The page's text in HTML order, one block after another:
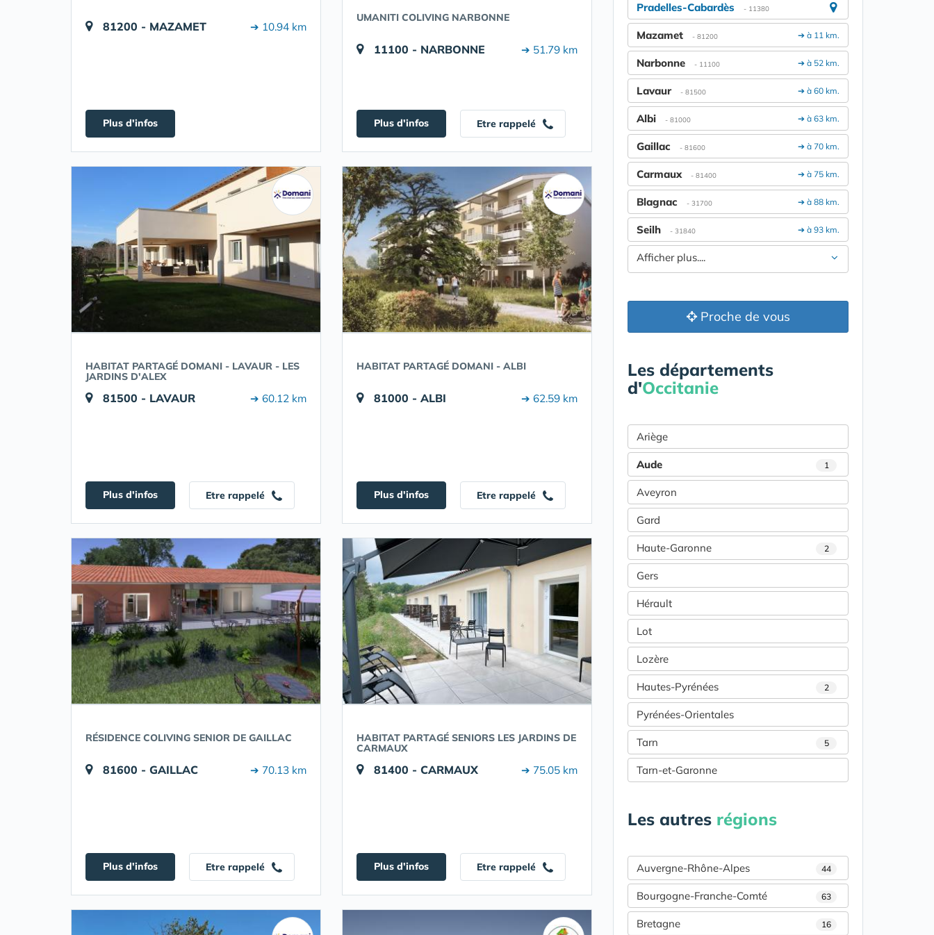
81200 - MAZAMET ➔ 10.94 km
Plus d'infos
UMANITI COLIVING NARBONNE
11100 - NARBONNE ➔ 51.79 km
Plus d'infos Etre rappelé
HABITAT PARTAGÉ DOMANI - LAVAUR - LES
JARDINS D'ALEX
81500 - LAVAUR ➔ 60.12 km
Plus d'infos Etre rappelé
HABITAT PARTAGÉ DOMANI - ALBI
81000 - ALBI ➔ 62.59 km
Plus d'infos Etre rappelé
RÉSIDENCE COLIVING SENIOR DE GAILLAC
81600 - GAILLAC ➔ 70.13 km
Plus d'infos Etre rappelé
HABITAT PARTAGÉ SENIORS LES JARDINS DE
CARMAUX
81400 - CARMAUX ➔ 75.05 km
Plus d'infos Etre rappelé
Pradelles-Cabardès - 11380
➔ à 11 km.
Mazamet - 81200
➔ à 52 km.
Narbonne - 11100
➔ à 60 km.
Lavaur - 81500
➔ à 63 km.
Albi - 81000
➔ à 70 km.
Gaillac - 81600
➔ à 75 km.
Carmaux - 81400
➔ à 88 km.
Blagnac - 31700
➔ à 93 km.
Seilh - 31840
Afficher plus....
Proche de vous
Les départements
d'Occitanie
Ariège
Aude 1
Aveyron
Gard
Haute-Garonne 2
Gers
Hérault
Lot
Lozère
Hautes-Pyrénées 2
Pyrénées-Orientales
Tarn 5
Tarn-et-Garonne
Les autres régions
Auvergne-Rhône-Alpes 44
Bourgogne-Franche-Comté 63
Bretagne 16